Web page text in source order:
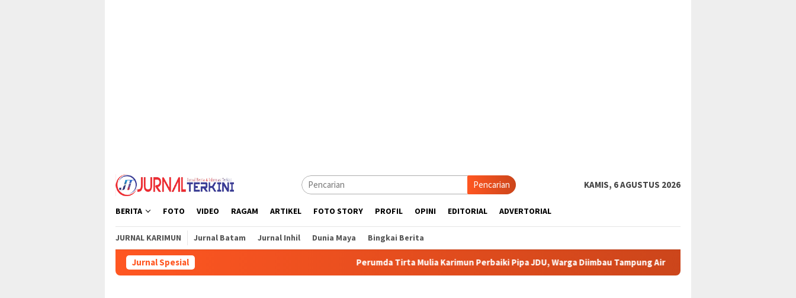
Pencarian KAMIS, 6 AGUSTUS 2026
BERITA FOTO VIDEO RAGAM ARTIKEL FOTO STORY PROFIL OPINI EDITORIAL ADVERTORIAL
JURNAL KARIMUN Jurnal Batam Jurnal Inhil Dunia Maya Bingkai Berita
Jurnal Spesial Perumda Tirta Mulia Karimun Perbaiki Pipa JDU, Warga Diimbau Tampung Air Pemkab Karimun minta warga tidak